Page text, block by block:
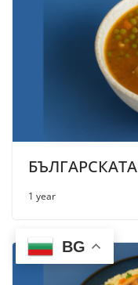
1 year
BG